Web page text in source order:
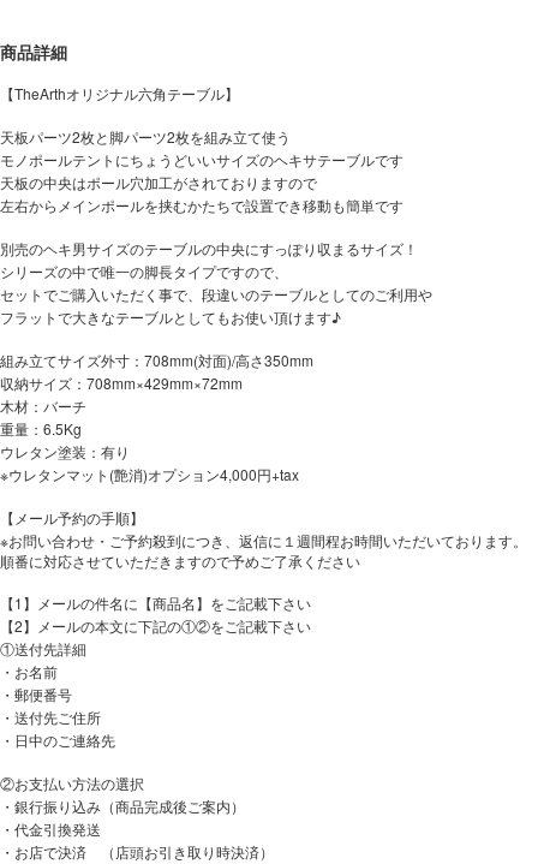
商品詳細
【TheArthオリジナル六角テーブル】
天板パーツ2枚と脚パーツ2枚を組み立て使う
モノポールテントにちょうどいいサイズのヘキサテーブルです
天板の中央はポール穴加工がされておりますので
左右からメインポールを挟むかたちで設置でき移動も簡単です
別売のヘキ男サイズのテーブルの中央にすっぽり収まるサイズ！
シリーズの中で唯一の脚長タイプですので、
セットでご購入いただく事で、段違いのテーブルとしてのご利用や
フラットで大きなテーブルとしてもお使い頂けます♪
組み立てサイズ外寸：708mm(対面)/高さ350mm
収納サイズ：708mm×429mm×72mm
木材：バーチ
重量：6.5Kg
ウレタン塗装：有り
※ウレタンマット(艶消)オプション4,000円+tax
【メール予約の手順】
※お問い合わせ・ご予約殺到につき、返信に１週間程お時間いただいております。
順番に対応させていただきますので予めご了承ください
【1】メールの件名に【商品名】をご記載下さい
【2】メールの本文に下記の①②をご記載下さい
①送付先詳細
・お名前
・郵便番号
・送付先ご住所
・日中のご連絡先
②お支払い方法の選択
・銀行振り込み（商品完成後ご案内）
・代金引換発送
・お店で決済 （店頭お引き取り時決済）